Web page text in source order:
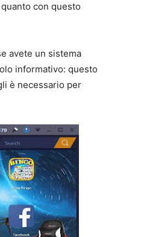
con questo
avete un sistema
informativo: questo
è necessario per